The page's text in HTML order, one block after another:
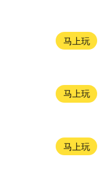
马上玩
马上玩
马上玩